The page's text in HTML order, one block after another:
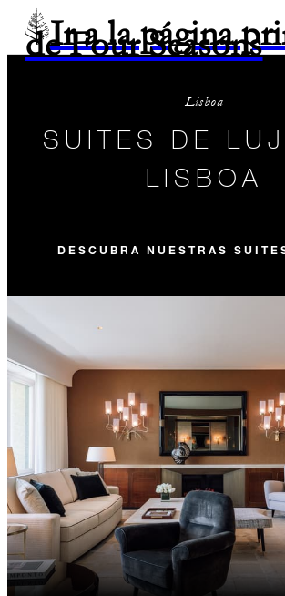
Ir a la página
de Four Seasons
Lisboa
SUITES DE
LISBOA
DESCUBRA NUESTRAS